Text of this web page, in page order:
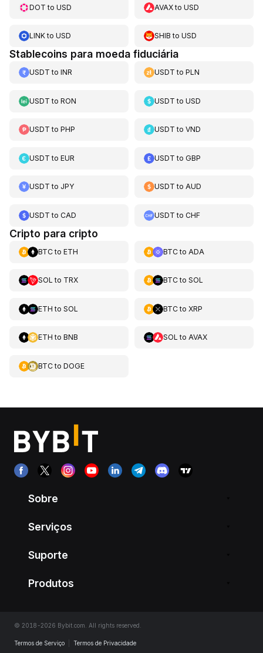
DOT to USD AVAXtoUSD
LINKto USD SHIB toUSD
Stablecoins para moeda fiduciária
USDT to INR USDT toPLN
USDT to RON USDT toUSD
USDT to PHP USDT toVND
USDT to EUR USDT toGBP
USDT to JPY USDT toAUD
USDT to CAD USDT toCHF
Cripto para cripto
BTCto ETH BTCto ADA
SOL to TRX BTCto SOL
ETH to SOL BTCto XRP
ETH to BNB SOL to AVAX
BTCto DOGE
Sobre
Serviços
Suporte
Produtos
© 2018-2026 Bybit.com. All rights reserved.
Termos de Serviço Termos de Privacidade